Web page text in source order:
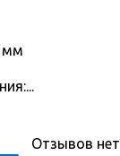
мм
Отзывов нет